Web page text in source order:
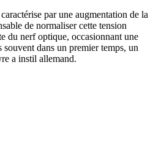
par une augmentation de la
de normaliser cette tension
du nerf optique, occasionnant une
dans un premier temps, un
a instil allemand.